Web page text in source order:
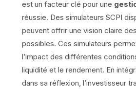
est un facteur clé pour une
réussie. Des simulateurs SCPI
peuvent offrir une vision claire
possibles. Ces simulateurs
l’impact des différentes
liquidité et le rendement. En
dans sa réflexion, l’investisseur